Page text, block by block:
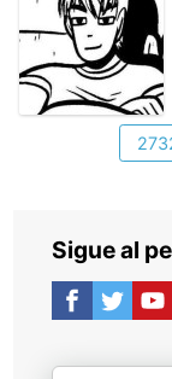
Sigue al